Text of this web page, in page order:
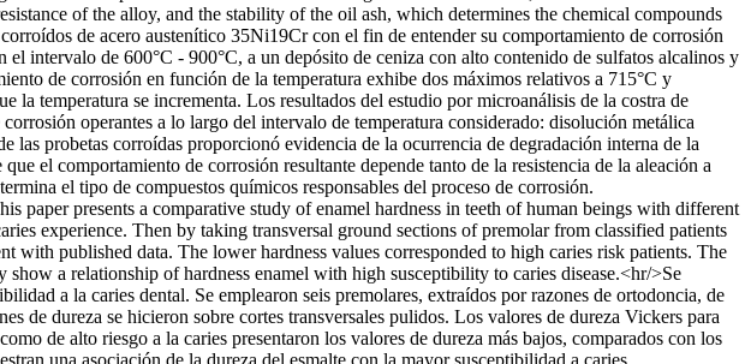
of the alloy, and the stability of the oil ash, which determines the chemical compounds
de acero austenítico 35Ni19Cr con el fin de entender su comportamiento de corrosión
intervalo de 600°C - 900°C, a un depósito de ceniza con alto contenido de sulfatos alcalinos y
de corrosión en función de la temperatura exhibe dos máximos relativos a 715°C y
la temperatura se incrementa. Los resultados del estudio por microanálisis de la costra de
operantes a lo largo del intervalo de temperatura considerado: disolución metálica
probetas corroídas proporcionó evidencia de la ocurrencia de degradación interna de la
el comportamiento de corrosión resultante depende tanto de la resistencia de la aleación a
el tipo de compuestos químicos responsables del proceso de corrosión.
paper presents a comparative study of enamel hardness in teeth of human beings with different
experience. Then by taking transversal ground sections of premolar from classified patients
with published data. The lower hardness values corresponded to high caries risk patients. The
a relationship of hardness enamel with high susceptibility to caries disease.<hr/>Se
a la caries dental. Se emplearon seis premolares, extraídos por razones de ortodoncia, de
de dureza se hicieron sobre cortes transversales pulidos. Los valores de dureza Vickers para
de alto riesgo a la caries presentaron los valores de dureza más bajos, comparados con los
una asociación de la dureza del esmalte con la mayor susceptibilidad a caries